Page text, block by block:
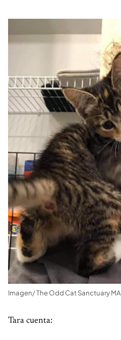
Imagen/ The Odd Cat Sanctuary MA
Tara cuenta: